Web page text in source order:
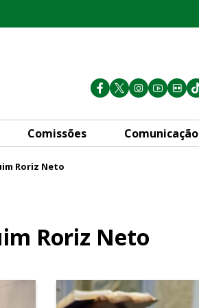
Comissões Comunicação
Roriz Neto
Roriz Neto